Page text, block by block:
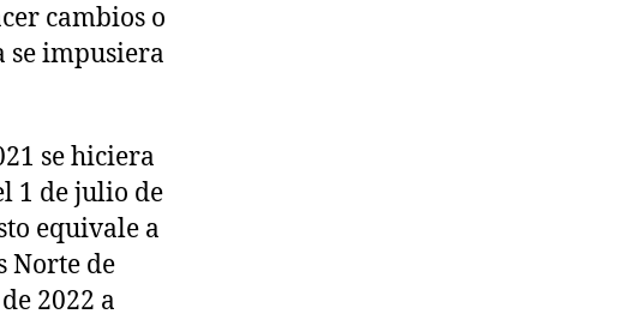
cambios o
se impusiera
se hiciera
1 de julio de
equivale a
Norte de
2022 a